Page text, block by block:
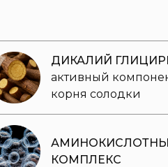
КОМПЛЕКС
ДИКАЛИЙ
активный
корня солодки